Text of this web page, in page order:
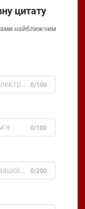
цитату
найближчим
0/100
0/100
0/200